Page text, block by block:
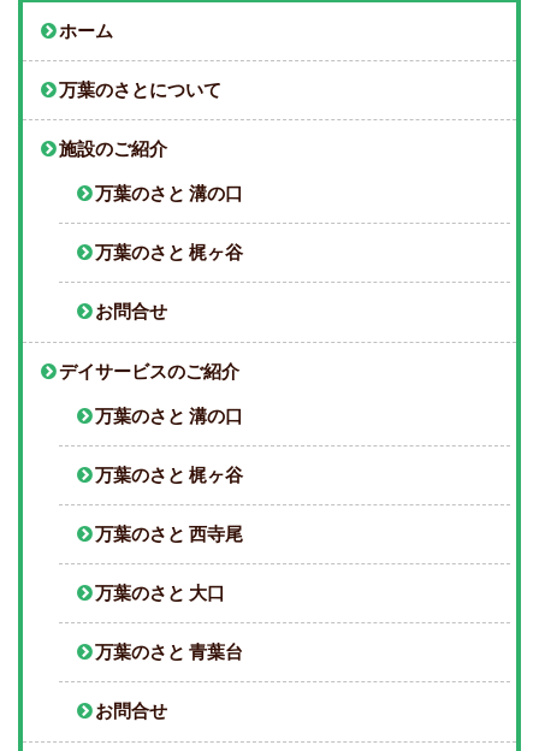
ホーム
万葉のさとについて
施設のご紹介
万葉のさと 溝の口
万葉のさと 梶ヶ谷
お問合せ
デイサービスのご紹介
万葉のさと 溝の口
万葉のさと 梶ヶ谷
万葉のさと 西寺尾
万葉のさと 大口
万葉のさと 青葉台
お問合せ